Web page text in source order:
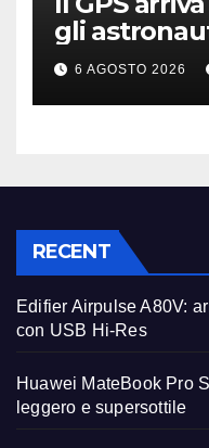
gli
6 AGOSTO 2026
RECENT
Edifier Airpulse A80V:
con USB Hi-Res
Huawei MateBook Pro
leggero e supersottile